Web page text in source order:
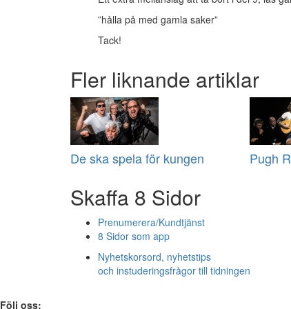
”hålla på med gamla saker”
Tack!
Fler liknande artiklar
De ska spela för kungen Pugh
Skaffa 8 Sidor
Prenumerera/Kundtjänst
8 Sidor som app
Nyhetskorsord, nyhetstips
och instuderingsfrågor till tidningen
Följ oss: